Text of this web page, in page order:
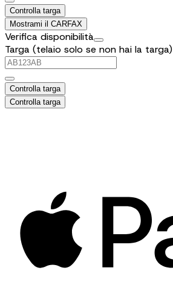
Controlla targa
Mostrami il CARFAX
Verifica disponibilità
Targa (telaio solo se non hai la targa)
Controlla targa
Controlla targa